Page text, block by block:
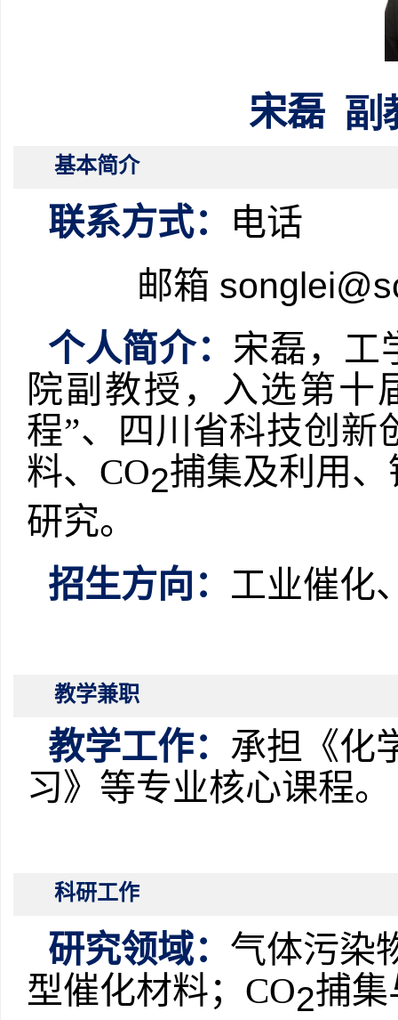
宋磊 副
基本简介
联系方式：
电话
邮箱
个人简介： 宋磊，工
院副教授，入选第十
程”、四川省科技创新
料、 CO2捕集及利用
研究。
招生方向： 工业催化
教学兼职
教学工作： 承担《化
习》等专业核心课程。
科研工作
研究领域： 气体污染
型催化材料； CO2捕集